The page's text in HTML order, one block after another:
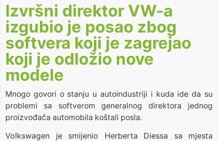
Izvršni direktor VW-a
izgubio je posao zbog
softvera koji je zagrejao
koji je odložio nove
modele
Mnogo govori o stanju u autoindustriji i kuda ide da su
problemi sa softverom generalnog direktora jednog
proizvođača automobila koštali posla.
Volkswagen je smijenio Herberta Diessa sa mjesta